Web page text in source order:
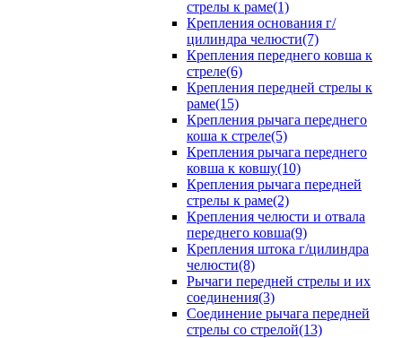
стрелы к раме(1)
Крепления основания г/
цилиндра челюсти(7)
Крепления переднего ковша к
стреле(6)
Крепления передней стрелы к
раме(15)
Крепления рычага переднего
коша к стреле(5)
Крепления рычага переднего
ковша к ковшу(10)
Крепления рычага передней
стрелы к раме(2)
Крепления челюсти и отвала
переднего ковша(9)
Крепления штока г/цилиндра
челюсти(8)
Рычаги передней стрелы и их
соединения(3)
Соединение рычага передней
стрелы со стрелой(13)